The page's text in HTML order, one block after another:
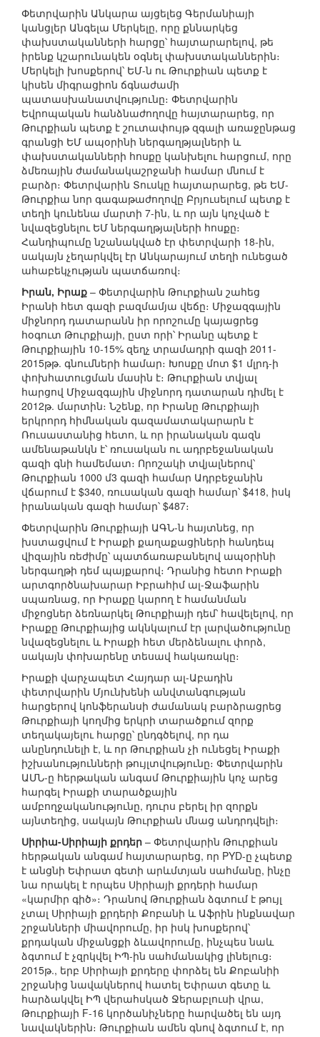
Փետրվարին Անկարա այցելեց Գերմանիայի
կանցլեր Անգելա Մերկելը, որը քննարկեց
փախստականների հարցը՝ հայտարարելով, թե
իրենք կշարունակեն օգնել փախստականներին։
Մերկելի խոսքերով՝ ԵՄ-ն ու Թուրքիան պետք է
կիսեն միգրացիոն ճգնաժամի
պատասխանատվությունը։ Փետրվարին
Եվրոպական հանձնաժողովը հայտարարեց, որ
Թուրքիան պետք է շուտափույթ զգալի առաջընթաց
գրանցի ԵՄ ապօրինի ներգաղթյալների և
փախստականների հոսքը կանխելու հարցում, որը
ձմեռային ժամանակաշրջանի համար մնում է
բարձր։ Փետրվարին Տուսկը հայտարարեց, թե ԵՄ-
Թուրքիա նոր գագաթաժողովը Բրյուսելում պետք է
տեղի կունենա մարտի 7-ին, և որ այն կոչված է
նվազեցնելու ԵՄ ներգաղթյալների հոսքը։
Հանդիպումը նշանակված էր փետրվարի 18-ին,
սակայն չեղարկվել էր Անկարայում տեղի ունեցած
ահաբեկչության պատճառով։
Իրան, Իրաք – Փետրվարին Թուրքիան շահեց
Իրանի հետ գազի բազմամյա վեճը։ Միջազգային
միջնորդ դատարանն իր որոշումը կայացրեց
հօգուտ Թուրքիայի, ըստ որի՝ Իրանը պետք է
Թուրքիային 10-15% զեղչ տրամադրի գազի 2011-
2015թթ. գնումների համար։ Խոսքը մոտ $1 մլրդ-ի
փոխհատուցման մասին է։ Թուրքիան տվյալ
հարցով Միջազգային միջնորդ դատարան դիմել է
2012թ. մարտին։ Նշենք, որ Իրանը Թուրքիայի
երկրորդ հիմնական գազամատակարարն է
Ռուսաստանից հետո, և որ իրանական գազն
ամենաթանկն է՝ ռուսական ու ադրբեջանական
գազի գնի համեմատ։ Որոշակի տվյալներով՝
Թուրքիան 1000 մ3 գազի համար Ադրբեջանին
վճարում է $340, ռուսական գազի համար՝ $418, իսկ
իրանական գազի համար՝ $487։
Փետրվարին Թուրքիայի ԱԳՆ-ն հայտնեց, որ
խստացվում է Իրաքի քաղաքացիների հանդեպ
վիզային ռեժիմը՝ պատճառաբանելով ապօրինի
ներգաղթի դեմ պայքարով։ Դրանից հետո Իրաքի
արտգործնախարար Իբրահիմ ալ-Ջաֆարին
սպառնաց, որ Իրաքը կարող է համանման
միջոցներ ձեռնարկել Թուրքիայի դեմ՝ հավելելով, որ
Իրաքը Թուրքիայից ակնկալում էր լարվածությունը
նվազեցնելու և Իրաքի հետ մերձենալու փորձ,
սակայն փոխարենը տեսավ հակառակը։
Իրաքի վարչապետ Հայդար ալ-Աբադին
փետրվարին Մյունխենի անվտանգության
հարցերով կոնֆերանսի ժամանակ բարձրացրեց
Թուրքիայի կողմից երկրի տարածքում զորք
տեղակայելու հարցը՝ ընդգծելով, որ դա
անընդունելի է, և որ Թուրքիան չի ունեցել Իրաքի
իշխանությունների թույլտվությունը։ Փետրվարին
ԱՄՆ-ը հերթական անգամ Թուրքիային կոչ արեց
հարգել Իրաքի տարածքային
ամբողջականությունը, դուրս բերել իր զորքն
այնտեղից, սակայն Թուրքիան մնաց անդրդվելի։
Սիրիա-Սիրիայի քրդեր – Փետրվարին Թուրքիան
հերթական անգամ հայտարարեց, որ PYD-ը չպետք
է անցնի Եփրատ գետի արևմտյան սահմանը, ինչը
նա որակել է որպես Սիրիայի քրդերի համար
«կարմիր գիծ»։ Դրանով Թուրքիան ձգտում է թույլ
չտալ Սիրիայի քրդերի Քոբանի և Աֆրին ինքնավար
շրջանների միավորումը, իր իսկ խոսքերով՝
քրդական միջանցքի ձևավորումը, ինչպես նաև
ձգտում է չզրկվել ԻՊ-ին սահմանակից լինելուց։
2015թ., երբ Սիրիայի քրդերը փորձել են Քոբանիի
շրջանից նավակներով հատել Եփրատ գետը և
հարձակվել ԻՊ վերահսկած Ջերաբլուսի վրա,
Թուրքիայի F-16 կործանիչները հարվածել են այդ
նավակներին։ Թուրքիան ամեն գնով ձգտում է, որ